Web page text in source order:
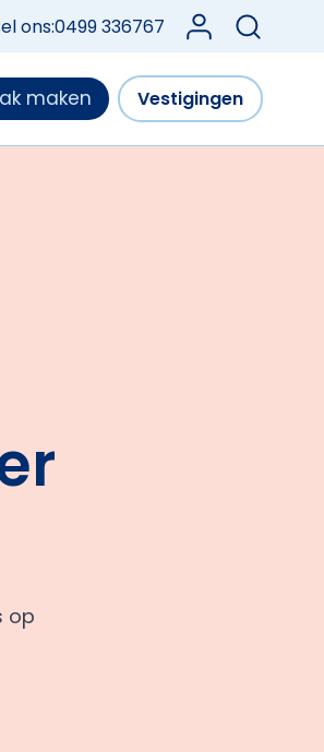
ons:0499 336767 Log in bij Mijn
maken Vestigingen
op